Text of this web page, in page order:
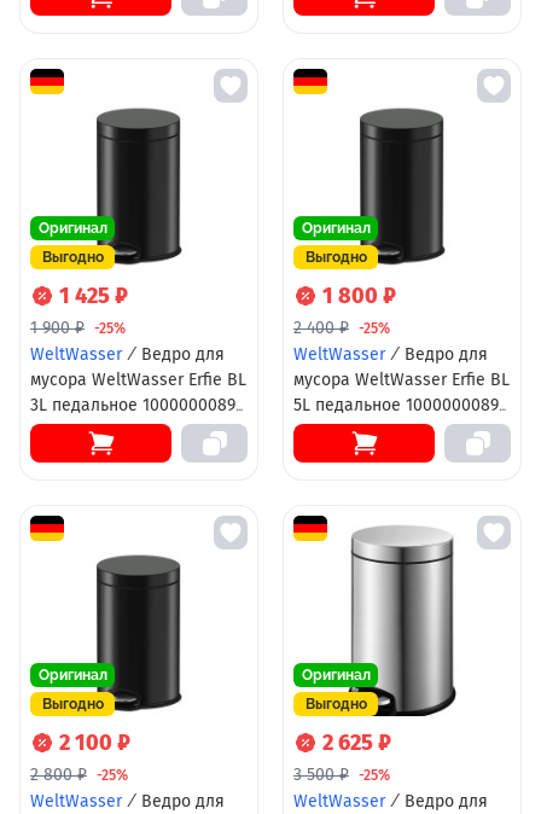
Оригинал
Выгодно
1 425 ₽
1 900 ₽ -25%
WeltWasser/ Ведро для
мусора WeltWasser Erfie BL
3L педальное 10000000895
Черное
Оригинал
Выгодно
1 800 ₽
2 400 ₽ -25%
WeltWasser/ Ведро для
мусора WeltWasser Erfie BL
5L педальное 10000000896
Черное
Оригинал
Выгодно
2 100 ₽
2 800 ₽ -25%
WeltWasser/ Ведро для
Оригинал
Выгодно
2 625 ₽
3 500 ₽ -25%
WeltWasser/ Ведро для